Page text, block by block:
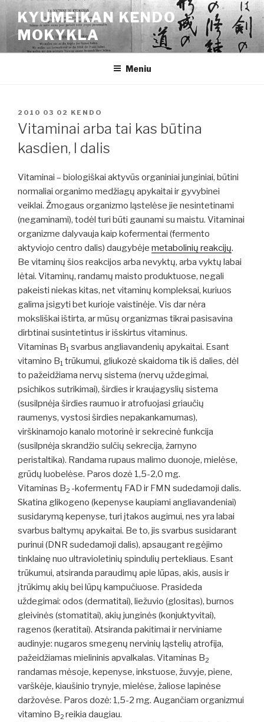
Eiti
prie
turinio
KYUMEIKAN KENDO
MOKYKLA
Meniu
PASKELBTA
2010 03 02 KENDO
Vitaminai arba tai kas būtina
kasdien, I dalis
Vitaminai – biologiškai aktyvūs organiniai junginiai, būtini
normaliai organimo medžiagų apykaitai ir gyvybinei
veiklai. Žmogaus organizmo ląstelėse jie nesintetinami
(negaminami), todėl turi būti gaunami su maistu. Vitaminai
organizme dalyvauja kaip kofermentai (fermento
aktyviojo centro dalis) daugybėje metabolinių reakcijų.
Be vitaminų šios reakcijos arba nevyktų, arba vyktų labai
lėtai. Vitaminų, randamų maisto produktuose, negali
pakeisti niekas kitas, net vitaminų kompleksai, kuriuos
galima įsigyti bet kurioje vaistinėje. Vis dar nėra
moksliškai ištirta, ar mūsų organizmas tikrai pasisavina
dirbtinai susintetintus ir išskirtus vitaminus.
Vitaminas B1 svarbus angliavandenių apykaitai. Esant
vitamino B1 trūkumui, gliukozė skaidoma tik iš dalies, dėl
to pažeidžiama nervų sistema (nervų uždegimai,
psichikos sutrikimai), širdies ir kraujagyslių sistema
(susilpnėja širdies raumuo ir atrofuojasi griaučių
raumenys, vystosi širdies nepakankamumas),
virškinamojo kanalo motorinė ir sekrecinė funkcija
(susilpnėja skrandžio sulčių sekrecija, žarnyno
peristaltika). Randama rupaus malimo duonoje, mielėse,
grūdų luobelėse. Paros dozė 1,5-2,0 mg.
Vitaminas B2 -kofermentų FAD ir FMN sudedamoji dalis.
Skatina glikogeno (kepenyse kaupiami angliavandeniai)
susidarymą kepenyse, turi įtakos augimui, nes yra labai
svarbus baltymų apykaitai. Be to, jis svarbus susidarant
purinui (DNR sudedamoji dalis), apsaugant regėjimo
tinklainę nuo ultravioletinių spindulių pertekliaus. Esant
trūkumui, atsiranda paraudimų apie lūpas, akis, ausis ir
įtrūkimų akių bei lūpų kampučiuose. Prasideda
uždegimai: odos (dermatitai), liežuvio (glositas), burnos
gleivinės (stomatitai), akių junginės (konjuktyvitai),
ragenos (keratitai). Atsiranda pakitimai ir nerviniame
audinyje: nugaros smegenų nervinių ląstelių atrofija,
pažeidžiamas mielininis apvalkalas. Vitaminas B2
randamas mėsoje, kepenyse, inkstuose, žuvyje, piene,
varškėje, kiaušinio trynyje, mielėse, žaliose lapinėse
daržovėse. Paros dozė: 1,5-2 mg. Augančiam organizmui
vitamino B2 reikia daugiau.